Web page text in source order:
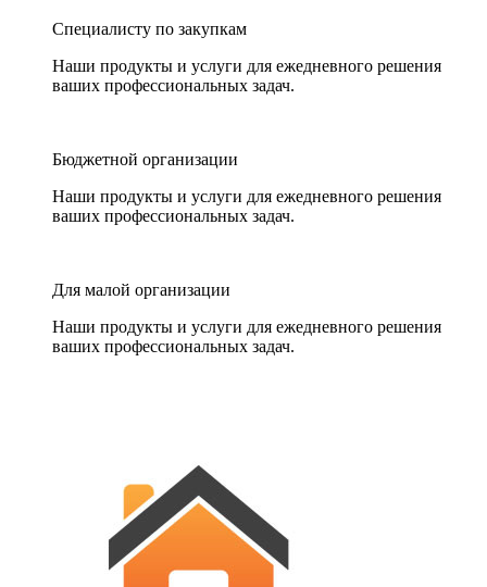
Специалисту по закупкам
Наши продукты и услуги для ежедневного решения
ваших профессиональных задач.
Бюджетной организации
Наши продукты и услуги для ежедневного решения
ваших профессиональных задач.
Для малой организации
Наши продукты и услуги для ежедневного решения
ваших профессиональных задач.